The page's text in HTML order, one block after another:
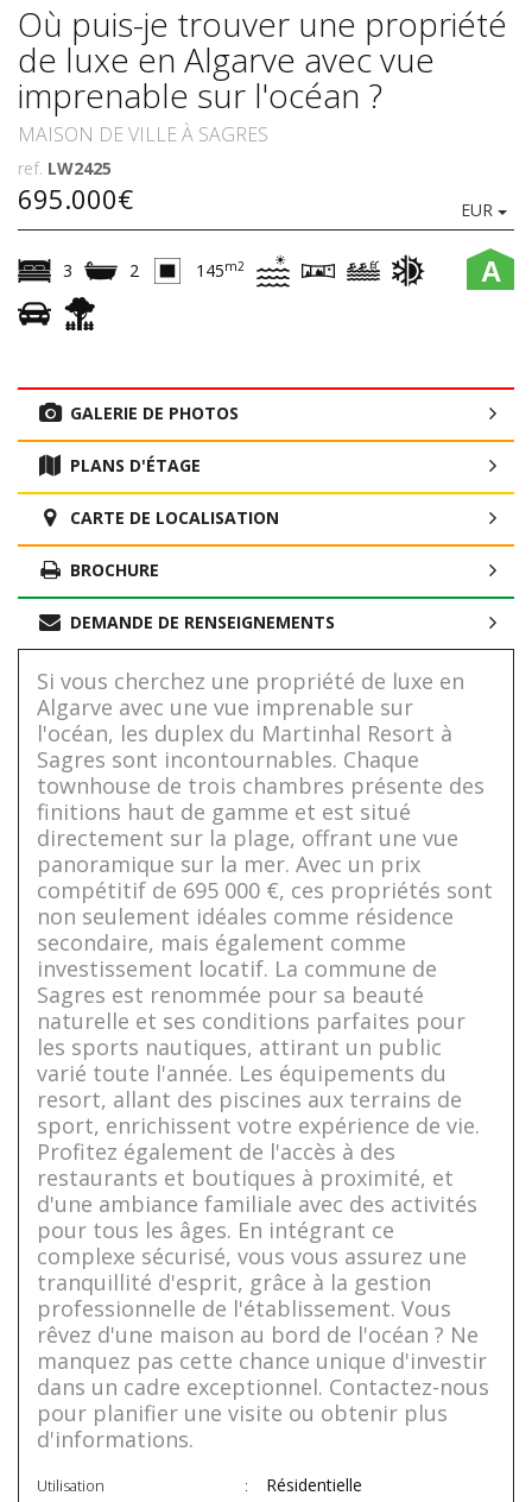
Où puis-je trouver une propriété
de luxe en Algarve avec vue
imprenable sur l'océan ?
MAISON DE VILLE À SAGRES
ref. LW2425
695.000€ EUR
A
3 2 145m2
GALERIE DE PHOTOS
PLANS D'ÉTAGE
CARTE DE LOCALISATION
BROCHURE
DEMANDE DE RENSEIGNEMENTS
Si vous cherchez une propriété de luxe en
Algarve avec une vue imprenable sur
l'océan, les duplex du Martinhal Resort à
Sagres sont incontournables. Chaque
townhouse de trois chambres présente des
finitions haut de gamme et est situé
directement sur la plage, offrant une vue
panoramique sur la mer. Avec un prix
compétitif de 695 000 €, ces propriétés sont
non seulement idéales comme résidence
secondaire, mais également comme
investissement locatif. La commune de
Sagres est renommée pour sa beauté
naturelle et ses conditions parfaites pour
les sports nautiques, attirant un public
varié toute l'année. Les équipements du
resort, allant des piscines aux terrains de
sport, enrichissent votre expérience de vie.
Profitez également de l'accès à des
restaurants et boutiques à proximité, et
d'une ambiance familiale avec des activités
pour tous les âges. En intégrant ce
complexe sécurisé, vous vous assurez une
tranquillité d'esprit, grâce à la gestion
professionnelle de l'établissement. Vous
rêvez d'une maison au bord de l'océan ? Ne
manquez pas cette chance unique d'investir
dans un cadre exceptionnel. Contactez-nous
pour planifier une visite ou obtenir plus
d'informations.
Utilisation Résidentielle